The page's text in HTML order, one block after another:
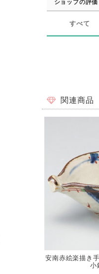
ショップの評価
すべて
関連商品
安南赤絵楽描き
小